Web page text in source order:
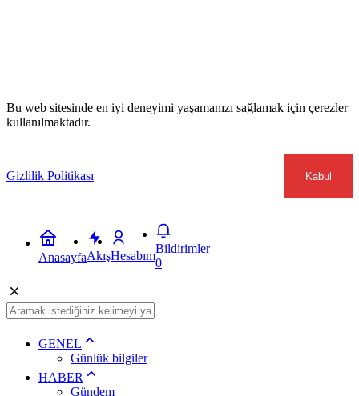
Bu web sitesinde en iyi deneyimi yaşamanızı sağlamak için çerezler
kullanılmaktadır.
Gizlilik Politikası Kabul
AnasayfaAkışHesabım
Bildirimler
0
GENEL
Günlük bilgiler
HABER
Gündem